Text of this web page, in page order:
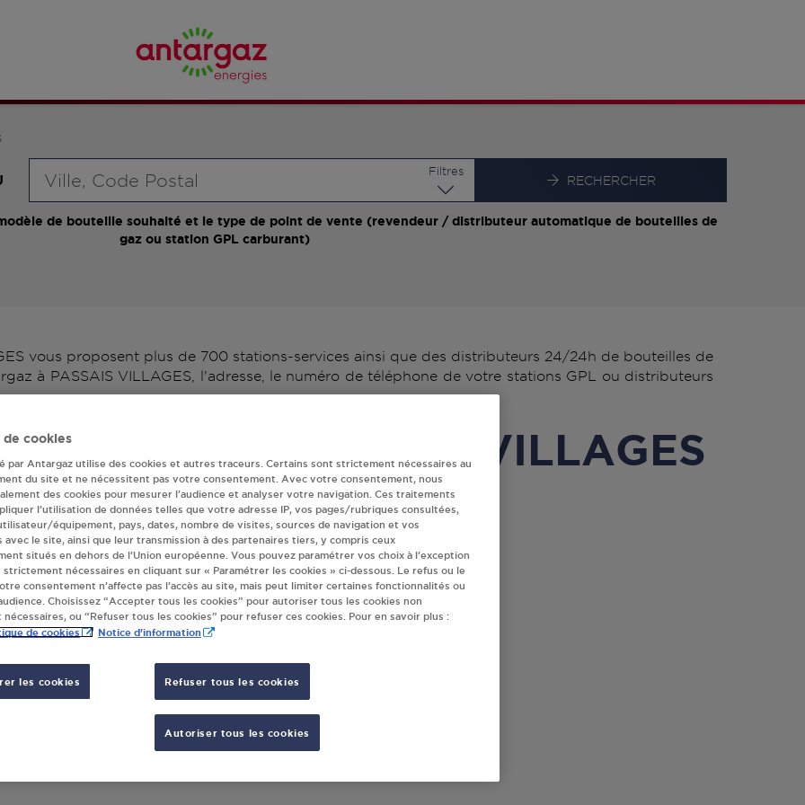
Filtres
RECHERCHER
de bouteille souhaité et le type de point de vente (revendeur / distributeur automatique de bouteilles de
gaz ou station GPL carburant)
vous proposent plus de 700 stations-services ainsi que des distributeurs 24/24h de bouteilles de
à PASSAIS VILLAGES, l'adresse, le numéro de téléphone de votre stations GPL ou distributeurs
Antargaz à PASSAIS VILLAGES
SAS PASSAIS VILLAGES
DE LA ZI
PASSAIS VILLAGES
S'Y RENDRE
de cookies
par Antargaz utilise des cookies et autres traceurs. Certains sont strictement nécessaires au
du site et ne nécessitent pas votre consentement. Avec votre consentement, nous
des cookies pour mesurer l’audience et analyser votre navigation. Ces traitements
l’utilisation de données telles que votre adresse IP, vos pages/rubriques consultées,
équipement, pays, dates, nombre de visites, sources de navigation et vos
avec le site, ainsi que leur transmission à des partenaires tiers, y compris ceux
situés en dehors de l’Union européenne. Vous pouvez paramétrer vos choix à l’exception
strictement nécessaires en cliquant sur « Paramétrer les cookies » ci-dessous. Le refus ou le
consentement n’affecte pas l’accès au site, mais peut limiter certaines fonctionnalités ou
Choisissez “Accepter tous les cookies” pour autoriser tous les cookies non
ou “Refuser tous les cookies” pour refuser ces cookies. Pour en savoir plus :
de cookies Notice d'information
les cookies Refuser tous les cookies
Autoriser tous les cookies